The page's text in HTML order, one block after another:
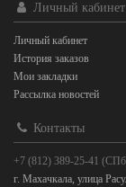
Личный кабинет
Личный кабинет
История заказов
Мои закладки
Рассылка новостей
Контакты
+7 (812) 389-25-41
г. Махачкала, улица